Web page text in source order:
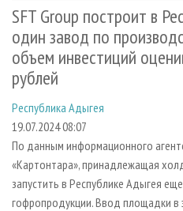
ЛЕСОПИЛЕНИЕ
ДЕРЕВООБРАБОТКА
СУШКА ДРЕВЕСИНЫ
ПРОИЗВОДСТВО ДРЕВЕСНЫХ
ДЕРЕВЯННОЕ ДОМОСТРОЕНИЕ
ПРОИЗВОДСТВО МЕБЕЛИ
БИОЭНЕРГЕТИКА
НОВОСТИ ЖУРНАЛА
НОВОСТИ КОМПАНИЙ
ПРЕДПРИЯТИЯ ЛПК
ЛЕСНЫЕ РЕГИОНЫ РОССИИ
ПЕРСОНЫ
МОБИЛЬНЫЕ ВЫСТАВКИ
ОФИЦИАЛЬНЫЕ ДЕЛЕГАЦИИ
ПРИОРИТЕТНЫЕ
RUSSIAN FORESTRY REVIEW
ГАЗЕТА ЛЕСПРОМФОРУМ
АРХИВ ЖУРНАЛОВ
СТАТЬИ
О ЖУРНАЛЕ
ПОДПИСКА
КОНТАКТЫ
РЕКЛАМОДАТЕЛЯМ
РЕКЛАМА
SFT Group построит в
один завод по
объем инвестиций
рублей
Республика Адыгея
19.07.2024 08:07
По данным информационного
«Картонтара», принадлежащая
запустить в Республике Адыгея
гофропродукции. Ввод площадки в